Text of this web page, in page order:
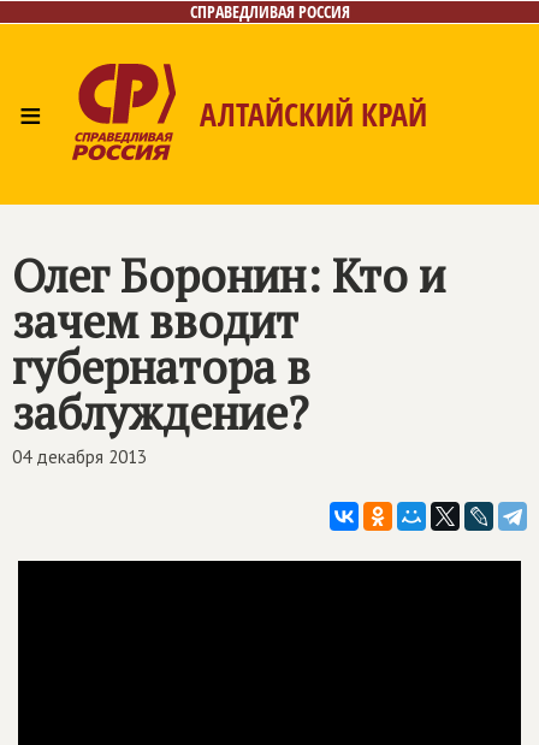
СПРАВЕДЛИВАЯ РОССИЯ
≡ АЛТАЙСКИЙ КРАЙ
Олег Боронин: Кто и
зачем вводит
губернатора в
заблуждение?
04 декабря 2013